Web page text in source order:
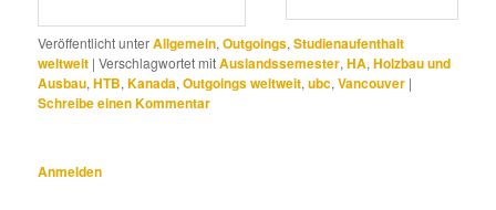
Veröffentlicht unterAllgemein,Outgoings,Studienaufenthalt
weltweit |Verschlagwortet mitAuslandssemester,HA,Holzbau und
Ausbau,HTB,Kanada,Outgoings weltweit,ubc,Vancouver |
Schreibe einen Kommentar
Anmelden